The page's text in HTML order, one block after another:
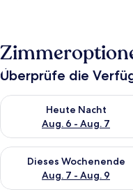
Überprüfe die
Heute Nacht
Aug. 6 - Aug. 7
Überprüfe die
Dieses Wochenende
Aug. 7 - Aug. 9
Überprüfe die